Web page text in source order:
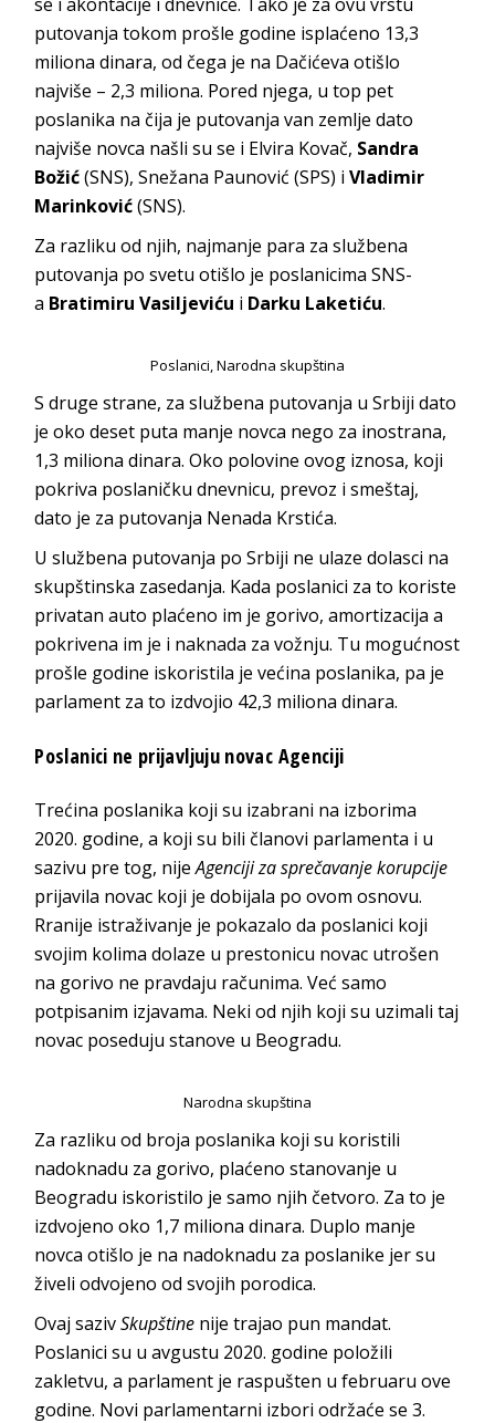
putovanja tokom prošle godine isplaćeno 13,3
miliona dinara, od čega je na Dačićeva otišlo
najviše – 2,3 miliona. Pored njega, u top pet
poslanika na čija je putovanja van zemlje dato
najviše novca našli su se i Elvira Kovač, Sandra
Božić(SNS), Snežana Paunović (SPS) iVladimir
Marinković(SNS).
Za razliku od njih, najmanje para za službena
putovanja po svetu otišlo je poslanicima SNS-
a Bratimiru Vasiljeviću i Darku Laketiću.
Poslanici, Narodna skupština
S druge strane, za službena putovanja u Srbiji dato
je oko deset puta manje novca nego za inostrana,
1,3 miliona dinara. Oko polovine ovog iznosa, koji
pokriva poslaničku dnevnicu, prevoz i smeštaj,
dato je za putovanja Nenada Krstića.
U službena putovanja po Srbiji ne ulaze dolasci na
skupštinska zasedanja. Kada poslanici za to koriste
privatan auto plaćeno im je gorivo, amortizacija a
pokrivena im je i naknada za vožnju. Tu mogućnost
prošle godine iskoristila je većina poslanika, pa je
parlament za to izdvojio 42,3 miliona dinara.
Poslanici ne prijavljuju novac Agenciji
Trećina poslanika koji su izabrani na izborima
2020. godine, a koji su bili članovi parlamenta i u
sazivu pre tog, nijeAgenciji za sprečavanje korupcije
prijavila novac koji je dobijala po ovom osnovu.
Rranije istraživanje je pokazalo da poslanici koji
svojim kolima dolaze u prestonicu novac utrošen
na gorivo ne pravdaju računima. Već samo
potpisanim izjavama. Neki od njih koji su uzimali taj
novac poseduju stanove u Beogradu.
Narodna skupština
Za razliku od broja poslanika koji su koristili
nadoknadu za gorivo, plaćeno stanovanje u
Beogradu iskoristilo je samo njih četvoro. Za to je
izdvojeno oko 1,7 miliona dinara. Duplo manje
novca otišlo je na nadoknadu za poslanike jer su
živeli odvojeno od svojih porodica.
Ovaj sazivSkupštine nije trajao pun mandat.
Poslanici su u avgustu 2020. godine položili
zakletvu, a parlament je raspušten u februaru ove
godine. Novi parlamentarni izbori održaće se 3.